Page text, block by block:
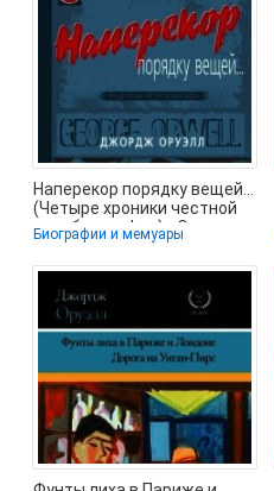
Наперекор порядку вещей...
(Четыре хроники честной
автобиографии) - Оруэлл
Биографии и мемуары